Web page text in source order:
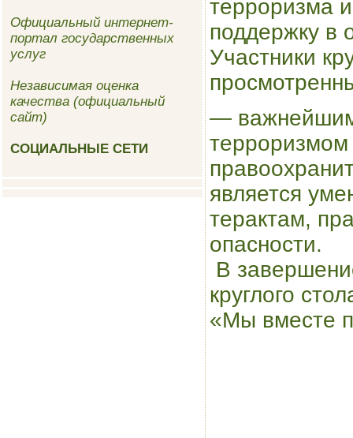
Официальный интернет-
портал государственных
услуг
Независимая оценка
качества (официальный
сайт)
СОЦИАЛЬНЫЕ СЕТИ
терроризма
поддержку в
Участники
—
является
терактам,
опасности.​
В
круглого
«Мы вместе